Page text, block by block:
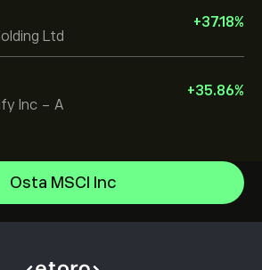
Ltd
+37.18%
Inc - A
+35.86%
Osta MSCI Inc